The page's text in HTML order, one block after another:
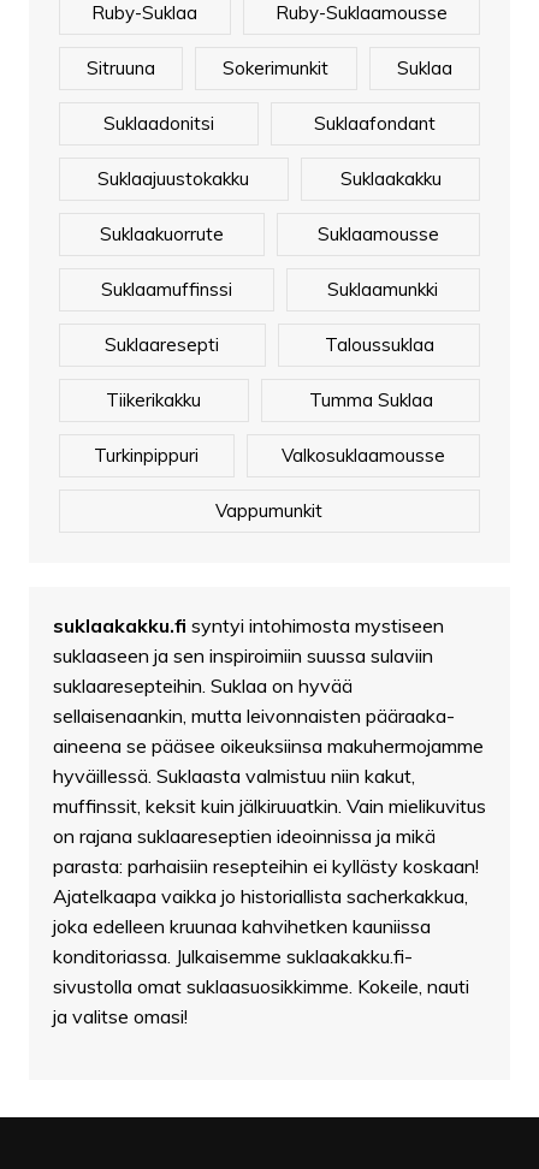
Ruby-Suklaa Ruby-Suklaamousse
Sitruuna Sokerimunkit Suklaa
Suklaadonitsi Suklaafondant
Suklaajuustokakku Suklaakakku
Suklaakuorrute Suklaamousse
Suklaamuffinssi Suklaamunkki
Suklaaresepti Taloussuklaa
Tiikerikakku Tumma Suklaa
Turkinpippuri Valkosuklaamousse
Vappumunkit
suklaakakku.fi syntyi intohimosta mystiseen
suklaaseen ja sen inspiroimiin suussa sulaviin
suklaaresepteihin. Suklaa on hyvää
sellaisenaankin, mutta leivonnaisten pääraaka-
aineena se pääsee oikeuksiinsa makuhermojamme
hyväillessä. Suklaasta valmistuu niin kakut,
muffinssit, keksit kuin jälkiruuatkin. Vain mielikuvitus
on rajana suklaareseptien ideoinnissa ja mikä
parasta: parhaisiin resepteihin ei kyllästy koskaan!
Ajatelkaapa vaikka jo historiallista sacherkakkua,
joka edelleen kruunaa kahvihetken kauniissa
konditoriassa. Julkaisemme suklaakakku.fi-
sivustolla omat suklaasuosikkimme. Kokeile, nauti
ja valitse omasi!